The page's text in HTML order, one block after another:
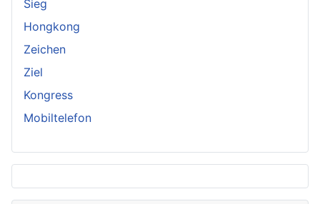
Sieg
Hongkong
Zeichen
Ziel
Kongress
Mobiltelefon